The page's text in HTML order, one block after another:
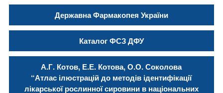
Державна Фармакопея України
Каталог ФСЗ ДФУ
А.Г. Котов, Е.Е. Котова, О.О. Соколова
“Атлас ілюстрацій до методів ідентифікації
лікарської рослинної сировини в національних